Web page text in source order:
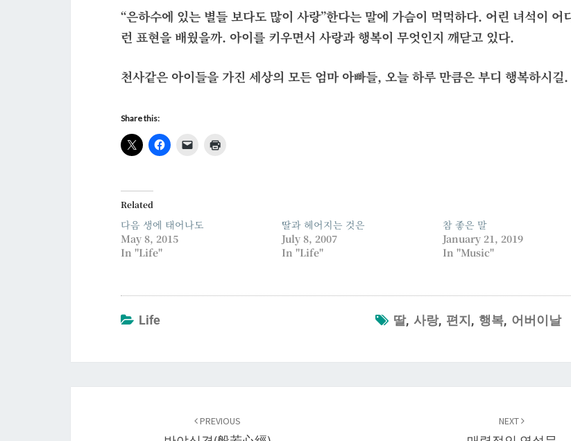
“은하수에 있는 별들 보다도 많이 사랑”한다는 말에 가슴이 먹먹하다. 어린 녀석이 어
런 표현을 배웠을까. 아이를 키우면서 사랑과 행복이 무엇인지 깨닫고 있다.
천사같은 아이들을 가진 세상의 모든 엄마 아빠들, 오늘 하루 만큼은 부디 행복하시길.
Share this:
Related
다음 생에 태어나도
May 8, 2015
In "Life"
딸과 헤어지는 것은
July 8, 2007
In "Life"
참 좋은 말
January 21, 2019
In "Music"
Life 딸, 사랑, 편지 , 행복, 어버이날
PREVIOUS NEXT